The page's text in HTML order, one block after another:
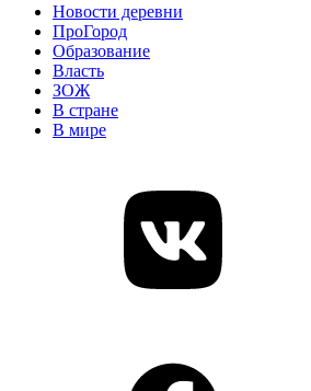
Новости деревни
ПроГород
Образование
Власть
ЗОЖ
В стране
В мире